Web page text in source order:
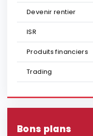
Devenir rentier
ISR
Produits financiers
Trading
Bons plans